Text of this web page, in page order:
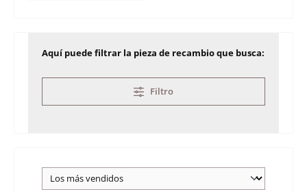
Aquí puede filtrar la pieza de recambio que busca:
Filtro